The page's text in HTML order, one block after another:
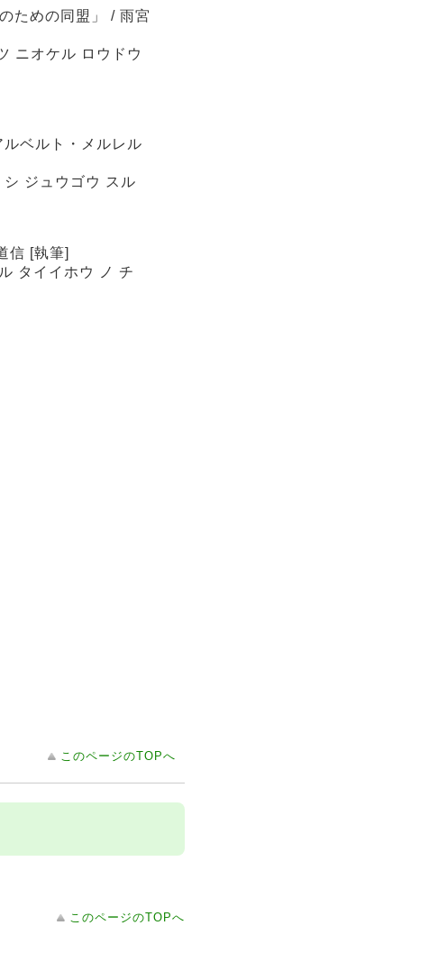
ための同盟」 / 雨宮
ニオケル ロウドウ
ベルト・メルレル
ジュウゴウ スル
信 [執筆]
タイイホウ ノ チ
このページのTOPへ
このページのTOPへ